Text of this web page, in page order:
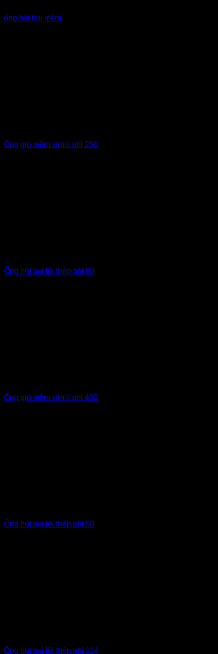
ống hút bụi mềm
Ống gió mềm simili phi 250
Ống hút bụi lõi thép phi 90
Ống gió mềm simili phi 400
Ống hút bụi lõi thép phi 50
Ống hút bụi lõi thép phi 114